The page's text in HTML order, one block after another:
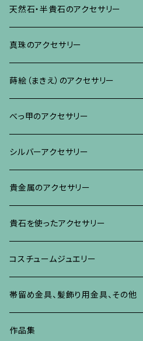
ネックレス、ペンダント
ブレスレット、バングル、その他
イヤリング・ピアス
ネックレス・ペンダント
リング
ブレスレット・バングル、その他
ブローチ
イヤリング・ピアス
ネックレス、ペンダント
ブレスレット、その他
天然石・半貴石のアクセサリー
ブローチ
イヤリング・ピアス
ネックレス、ペンダント
リング
ブレスレット、その他
真珠のアクセサリー
ブローチ
イヤリング・ピアス
ネックレス、ペンダント
リング
ブレスレット、その他
蒔絵（まきえ）のアクセサリー
べっ甲に蒔絵のアクセサリー
ブローチ
イヤリング・ピアス
真珠に蒔絵のアクセサリー
ブローチ
イヤリング、ピアス
水晶に蒔絵のアクセサリー
ブローチ
イヤリング、ピアス
朴の木やポプラに蒔絵のアクセサリー
ブローチ
イヤリング・ピアス
その他の蒔絵のアクセサリー
べっ甲のアクセサリー
ブローチ
イヤリング、ピアス
ネックレス、ペンダント
リング
ブレスレット、バングル、その他
シルバーアクセサリー
ブローチ
イヤリング、ピアス
ネックレス、ペンダント
リング
ブレスレット、バングル、その他
貴金属のアクセサリー
ブローチ
イヤリング、ピアス
ネックレス、ペンダント
ブレスレット、その他
貴石を使ったアクセサリー
ブローチ
イヤリング、ピアス
ネックレス、ペンダント
コスチュームジュエリー
ブローチ
イヤリング、ピアス
帯留め金具、髪飾り用金具、その他
作品集